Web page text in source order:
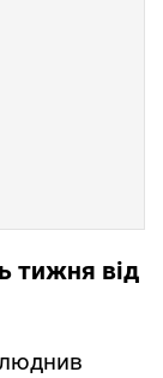
тижня від